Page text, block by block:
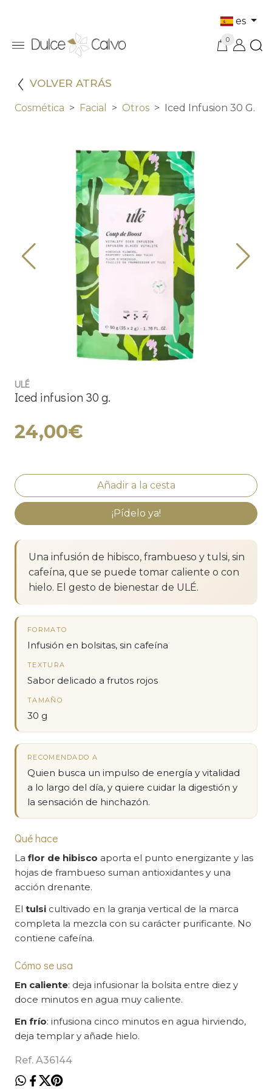
es
0
VOLVER ATRÁS
Cosmética Facial Otros Iced Infusion 30 G.
ULÉ
Iced infusion 30 g.
24,00€
¡Pídelo ya!
Una infusión de hibisco, frambueso y tulsi, sin
cafeína, que se puede tomar caliente o con
hielo. El gesto de bienestar de ULÉ.
FORMATO
Infusión en bolsitas, sin cafeína
TEXTURA
Sabor delicado a frutos rojos
TAMAÑO
30 g
RECOMENDADO A
Quien busca un impulso de energía y vitalidad
a lo largo del día, y quiere cuidar la digestión y
la sensación de hinchazón.
Qué hace
La flor de hibisco aporta el punto energizante y las
hojas de frambueso suman antioxidantes y una
acción drenante.
El tulsi cultivado en la granja vertical de la marca
completa la mezcla con su carácter purificante. No
contiene cafeína.
Cómo se usa
En caliente: deja infusionar la bolsita entre diez y
doce minutos en agua muy caliente.
En frío: infusiona cinco minutos en agua hirviendo,
deja templar y añade hielo.
Ref. A36144